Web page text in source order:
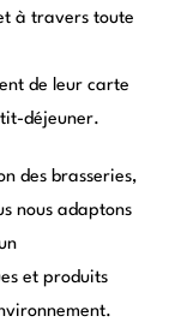
à travers toute
de leur carte
déjeuner.
des brasseries,
nous adaptons
et produits